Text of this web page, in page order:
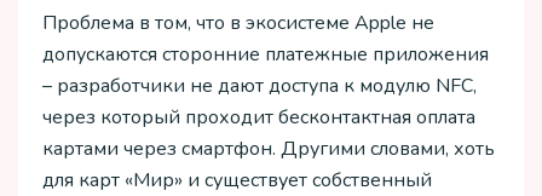
Проблема в том, что в экосистеме Apple не
допускаются сторонние платежные приложения
– разработчики не дают доступа к модулю NFC,
через который проходит бесконтактная оплата
картами через смартфон. Другими словами, хоть
для карт «Мир» и существует собственный